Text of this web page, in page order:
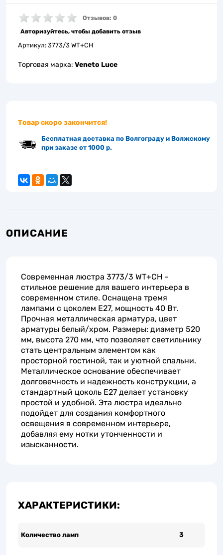
Отзывов: 0
Авторизуйтесь, чтобы добавить отзыв
Артикул: 3773/3 WT+CH
Торговая марка: Veneto Luce
Товар скоро закончится!
Бесплатная доставка по Волгограду и Волжскому
при заказе от 1000 р.
ОПИСАНИЕ
Современная люстра 3773/3 WT+CH –
стильное решение для вашего интерьера в
современном стиле. Оснащена тремя
лампами с цоколем E27, мощность 40 Вт.
Прочная металлическая арматура, цвет
арматуры белый/хром. Размеры: диаметр 520
мм, высота 270 мм, что позволяет светильнику
стать центральным элементом как
просторной гостиной, так и уютной спальни.
Металлическое основание обеспечивает
долговечность и надежность конструкции, а
стандартный цоколь E27 делает установку
простой и удобной. Эта люстра идеально
подойдет для создания комфортного
освещения в современном интерьере,
добавляя ему нотки утонченности и
изысканности.
ХАРАКТЕРИСТИКИ:
Количество ламп 3